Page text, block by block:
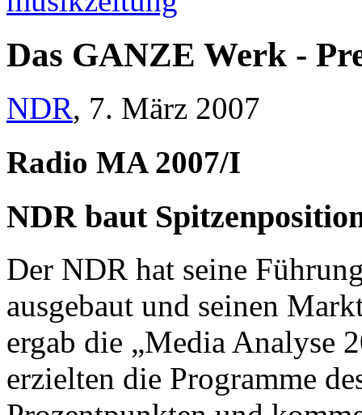
Das GANZE Werk -
NDR, 7. März 2007
Radio MA 2007/I
NDR baut
Der NDR hat seine
ausgebaut und seinen
ergab die „Media Analyse
erzielten die Programme